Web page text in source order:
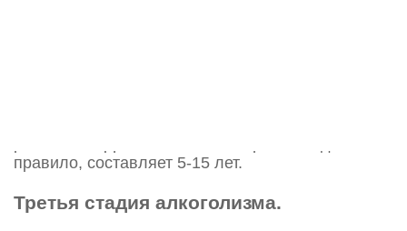
правило, составляет 5-15 лет.
Третья стадия алкоголизма.